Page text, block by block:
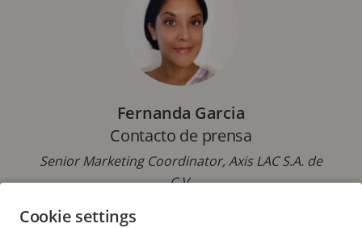
Fernanda Garcia
Contacto de prensa
Senior Marketing Coordinator, Axis LAC S.A. de
C.V.
Correo electrónico:
Cookie settings